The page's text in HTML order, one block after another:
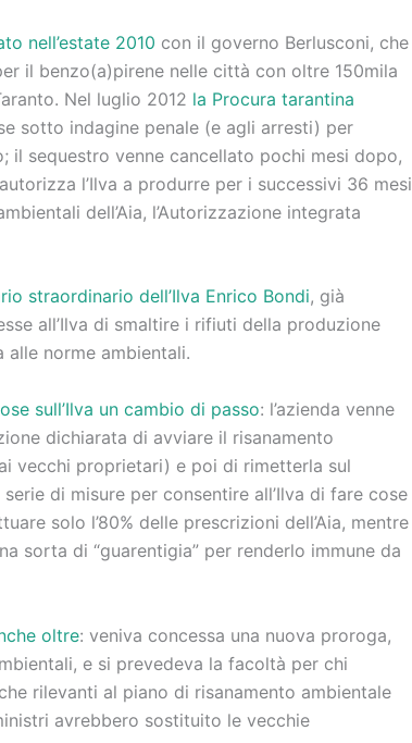
nell’estate 2010 con il governo Berlusconi, che
il benzo(a)pirene nelle città con oltre 150mila
Nel luglio 2012 la Procura tarantina
sotto indagine penale (e agli arresti) per
il sequestro venne cancellato pochi mesi dopo,
l’Ilva a produrre per i successivi 36 mesi
dell’Aia, l’Autorizzazione integrata
straordinario dell’Ilva Enrico Bondi, già
all’Ilva di smaltire i rifiuti della produzione
norme ambientali.
sull’Ilva un cambio di passo: l’azienda venne
dichiarata di avviare il risanamento
vecchi proprietari) e poi di rimetterla sul
di misure per consentire all’Ilva di fare cose
solo l’80% delle prescrizioni dell’Aia, mentre
sorta di “guarentigia” per renderlo immune da
oltre: veniva concessa una nuova proroga,
e si prevedeva la facoltà per chi
rilevanti al piano di risanamento ambientale
avrebbero sostituito le vecchie